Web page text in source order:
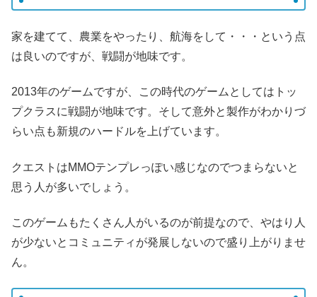
家を建てて、農業をやったり、航海をして・・・という点
は良いのですが、戦闘が地味です。
2013年のゲームですが、この時代のゲームとしてはトッ
プクラスに戦闘が地味です。そして意外と製作がわかりづ
らい点も新規のハードルを上げています。
クエストはMMOテンプレっぽい感じなのでつまらないと
思う人が多いでしょう。
このゲームもたくさん人がいるのが前提なので、やはり人
が少ないとコミュニティが発展しないので盛り上がりませ
ん。